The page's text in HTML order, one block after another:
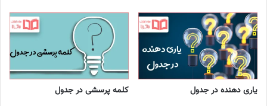
یاری دهنده در جدول کلمه پرسشی در جدول